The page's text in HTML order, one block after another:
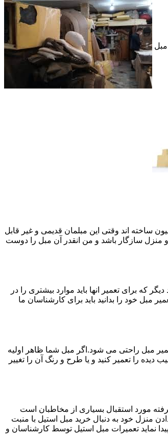
ساخته اند وقتی این مبلمان قدیمی و غیر قابل
منزل سازگار باشد و من انقدر آن مبل را دوست
که برای تعمیر انها باید موارد بیشتری را در
خود را بدانید باید برای کارشناسان ما
مبل راحتی می شود.اگر مبل شما ظاهر اولیه
را تعمیر کنید و یا طرح و رنگ آن را تغییر
مورد استقبال بسیاری از مخاطبان است
منزل خود به دنبال خرید مبل استیل با منبت
نماید تعمیرات مبل استیل توسط کارشناسان و